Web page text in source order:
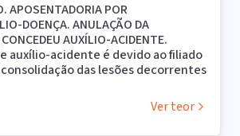
anulada a sentença, por estar
das provas dos autos
acidente, sem a ocorrência de
nova decisão seja proferida em
os elementos apresentados.
APOSENTADORIA POR
DOENÇA. ANULAÇÃO DA
AUXÍLIO-ACIDENTE.
auxílio-acidente é devido ao filiado
das lesões decorrentes
que impliquem a redução da
exercer a sua ocupação habitual.
Ver teor